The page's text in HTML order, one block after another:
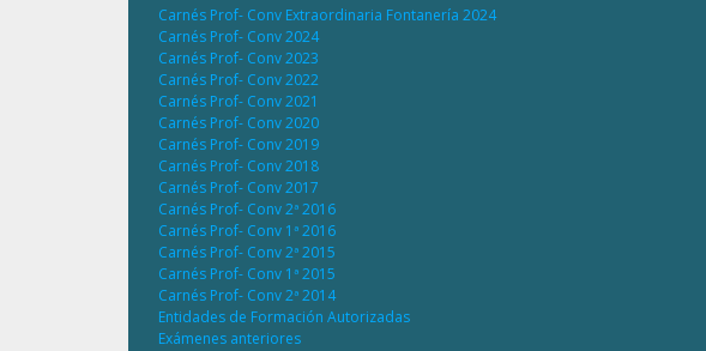
Carnés Prof- Conv Extraordinaria Fontanería 2024
Carnés Prof- Conv 2024
Carnés Prof- Conv 2023
Carnés Prof- Conv 2022
Carnés Prof- Conv 2021
Carnés Prof- Conv 2020
Carnés Prof- Conv 2019
Carnés Prof- Conv 2018
Carnés Prof- Conv 2017
Carnés Prof- Conv 2ª 2016
Carnés Prof- Conv 1ª 2016
Carnés Prof- Conv 2ª 2015
Carnés Prof- Conv 1ª 2015
Carnés Prof- Conv 2ª 2014
Entidades de Formación Autorizadas
Exámenes anteriores